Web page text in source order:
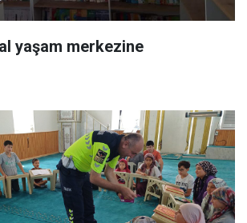
yaşam merkezine